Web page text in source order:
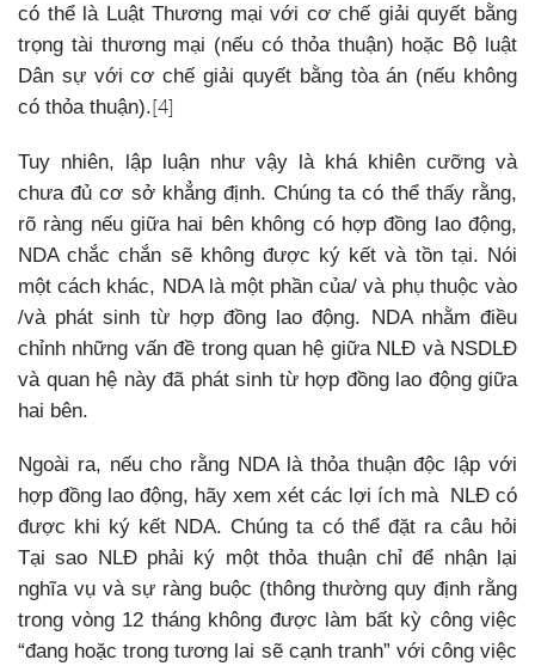
có thể là Luật Thương mại với cơ chế giải quyết bằng
trọng tài thương mại (nếu có thỏa thuận) hoặc Bộ luật
Dân sự với cơ chế giải quyết bằng tòa án (nếu không
có thỏa thuận).[4]
Tuy nhiên, lập luận như vậy là khá khiên cưỡng và
chưa đủ cơ sở khẳng định. Chúng ta có thể thấy rằng,
rõ ràng nếu giữa hai bên không có hợp đồng lao động,
NDA chắc chắn sẽ không được ký kết và tồn tại. Nói
một cách khác, NDA là một phần của/ và phụ thuộc vào
/và phát sinh từ hợp đồng lao động. NDA nhằm điều
chỉnh những vấn đề trong quan hệ giữa NLĐ và NSDLĐ
và quan hệ này đã phát sinh từ hợp đồng lao động giữa
hai bên.
Ngoài ra, nếu cho rằng NDA là thỏa thuận độc lập với
hợp đồng lao động, hãy xem xét các lợi ích mà NLĐ có
được khi ký kết NDA. Chúng ta có thể đặt ra câu hỏi
Tại sao NLĐ phải ký một thỏa thuận chỉ để nhận lại
nghĩa vụ và sự ràng buộc (thông thường quy định rằng
trong vòng 12 tháng không được làm bất kỳ công việc
“đang hoặc trong tương lai sẽ cạnh tranh” với công việc